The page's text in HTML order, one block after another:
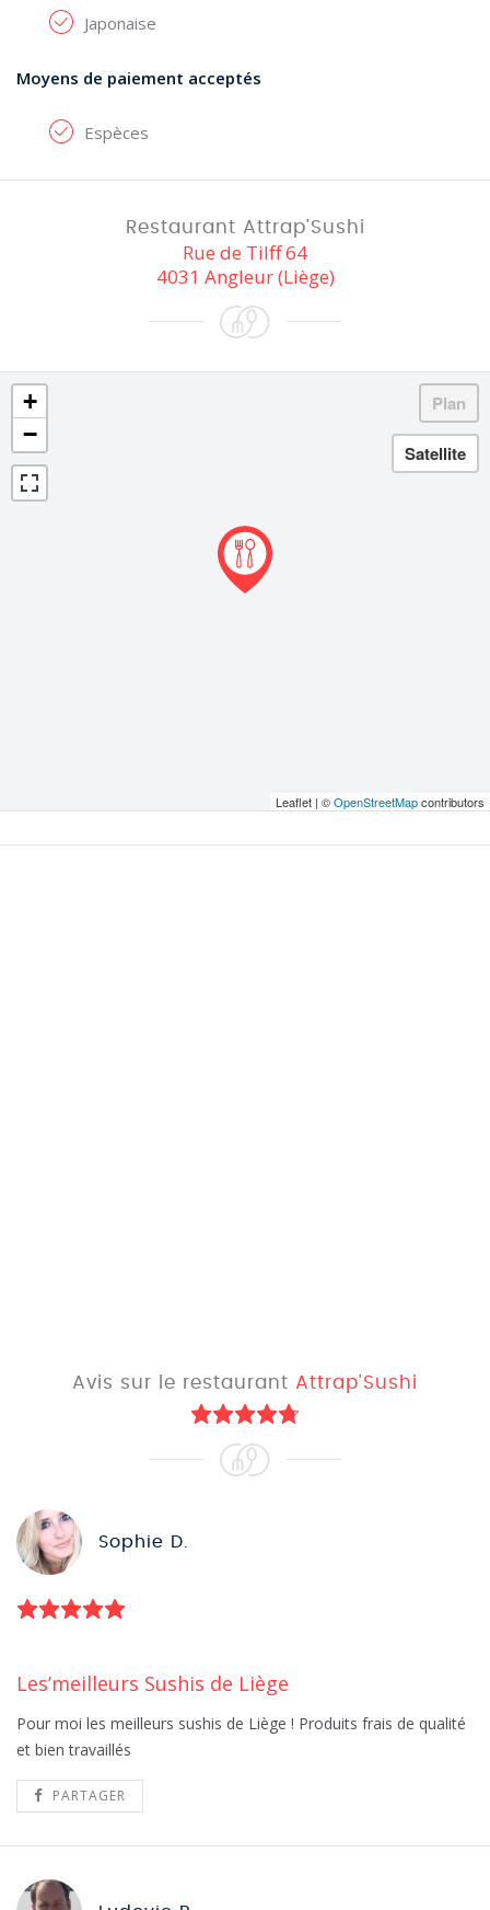
Japonaise
Moyens de paiement acceptés
Espèces
Restaurant Attrap'Sushi
Rue de Tilff 64
4031 Angleur (Liège)
+
−
Leaflet | ©OpenStreetMapcontributors
Avis sur le restaurant Attrap'Sushi
Sophie D.
Les’meilleurs Sushis de Liège
Pour moi les meilleurs sushis de Liège ! Produits frais de qualité
et bien travaillés
PARTAGER